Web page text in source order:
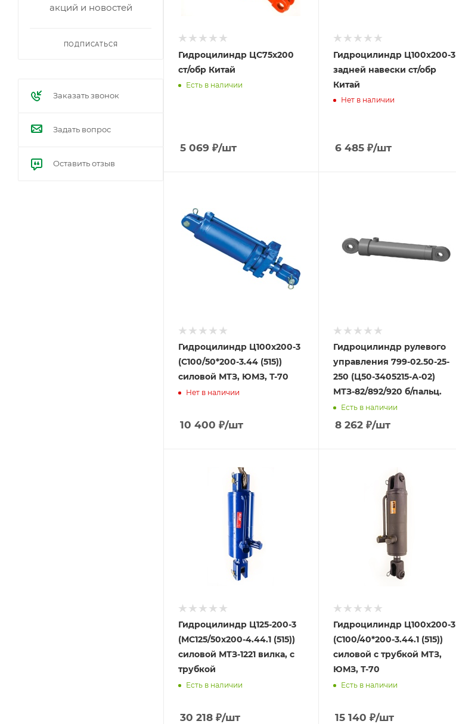
Гидроцилиндр ЦС75х200
ст/обр Китай
Есть в наличии
5 069 ₽/шт
Гидроцилиндр Ц100х200-3
задней навески ст/обр
Китай
Нет в наличии
6 485₽/шт
Гидроцилиндр Ц100х200-3
(С100/50*200-3.44 (515))
силовой МТЗ, ЮМЗ, Т-70
Нет в наличии
10 400 ₽/шт
Гидроцилиндр рулевого
управления 799-02.50-25-
250 (Ц50-3405215-А-02)
МТЗ-82/892/920 б/пальц.
Есть в наличии
8 262₽/шт
Гидроцилиндр Ц125-200-3
(МС125/50х200-4.44.1 (515))
силовой МТЗ-1221 вилка, с
трубкой
Есть в наличии
30 218 ₽/шт
Гидроцилиндр Ц100х200-3
(С100/40*200-3.44.1 (515))
силовой с трубкой МТЗ,
ЮМЗ, Т-70
Есть в наличии
15 140 ₽/шт
акций и новостей
ПОДПИСАТЬСЯ
Заказать звонок
Задать вопрос
Оставить отзыв